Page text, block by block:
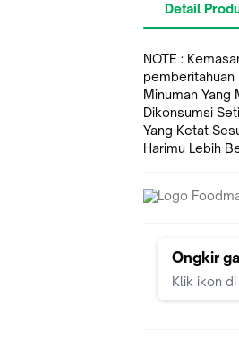
Detail
NOTE :
pemberitahuan
Minuman Yang
Dikonsumsi
Yang Ketat
Harimu Lebih
Ongkir
Klik ikon